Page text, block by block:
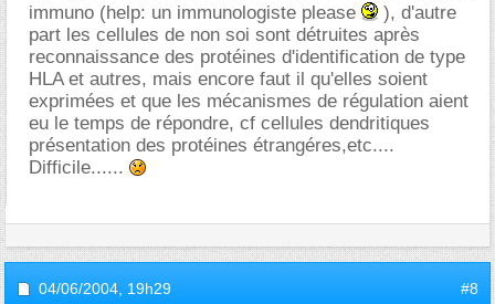
immuno (help: un immunologiste please
), d'autre
part les cellules de non soi sont détruites après
reconnaissance des protéines d'identification de type
HLA et autres, mais encore faut il qu'elles soient
exprimées et que les mécanismes de régulation aient
eu le temps de répondre, cf cellules dendritiques
présentation des protéines étrangéres,etc....
Difficile......
04/06/2004, 19h29 #8